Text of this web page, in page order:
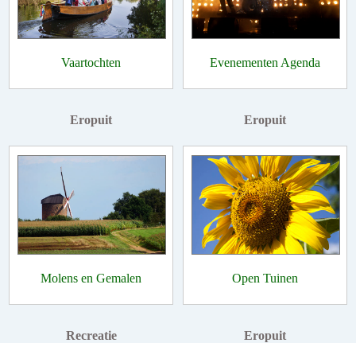
Vaartochten Evenementen Agenda
Eropuit
Molens en Gemalen
Eropuit
Open Tuinen
Recreatie Eropuit